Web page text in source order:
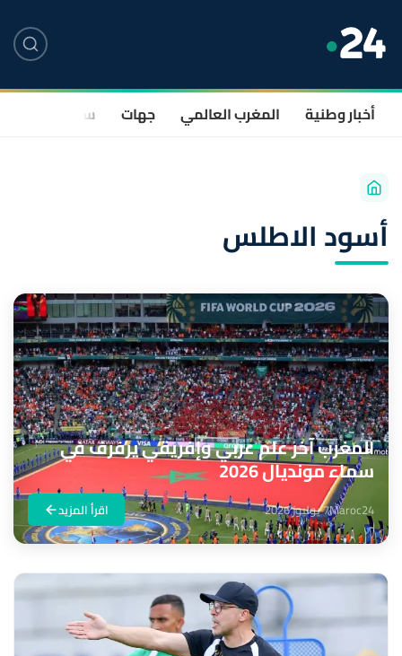
أخبار وطنية المغرب العالمي جهات سياسة
أسود الاطلس
المغرب آخر علم عربي وإفريقي يرفرف في
سماء مونديال 2026
Maroc247 يوليوز 2026 اقرأ المزيد